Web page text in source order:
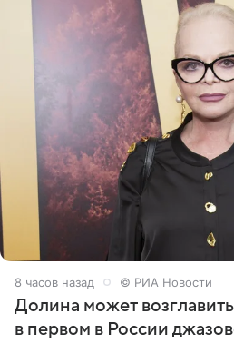
8 часов назад © РИА Новости
Долина может
в первом в России